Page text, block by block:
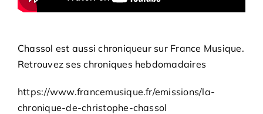
Chassol est aussi chroniqueur sur France Musique.
Retrouvez ses chroniques hebdomadaires
https://www.francemusique.fr/emissions/la-
chronique-de-christophe-chassol